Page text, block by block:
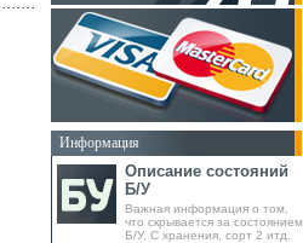
Информация
Описание состояний
Б/У
Важная информация о том,
что скрывается за состоянием
Б/У, С хранения, сорт 2 итд.